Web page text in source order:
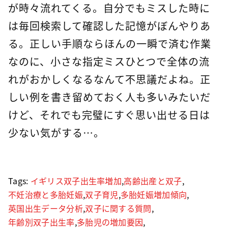
が時々流れてくる。自分でもミスした時に
は毎回検索して確認した記憶がぼんやりあ
る。正しい手順ならほんの一瞬で済む作業
なのに、小さな指定ミスひとつで全体の流
れがおかしくなるなんて不思議だよね。正
しい例を書き留めておく人も多いみたいだ
けど、それでも完璧にすぐ思い出せる日は
少ない気がする…。
Tags: イギリス双子出生率増加,高齢出産と双子,
不妊治療と多胎妊娠,双子育児,多胎妊娠増加傾向,
英国出生データ分析,双子に関する質問,
年齢別双子出生率,多胎児の増加要因,